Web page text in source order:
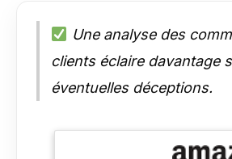
Une analyse des
clients éclaire davantage
éventuelles déceptions.